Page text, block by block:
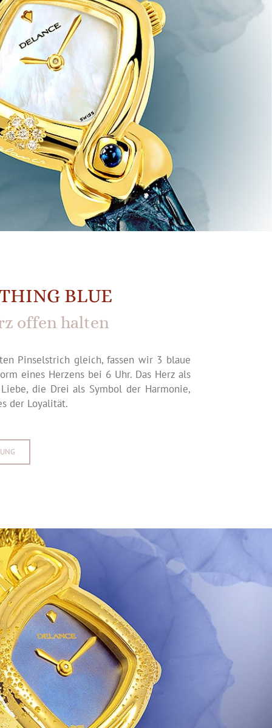
BLUE
offen halten
Pinselstrich gleich, fassen wir 3 blaue
eines Herzens bei 6 Uhr. Das Herz als
die Drei als Symbol der Harmonie,
der Loyalität.